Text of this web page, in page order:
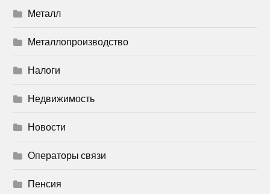
Металл
Металлопроизводство
Налоги
Недвижимость
Новости
Операторы связи
Пенсия